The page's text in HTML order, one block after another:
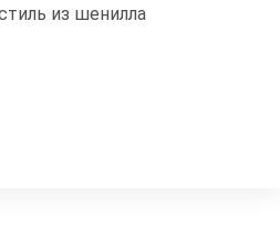
из шенилла